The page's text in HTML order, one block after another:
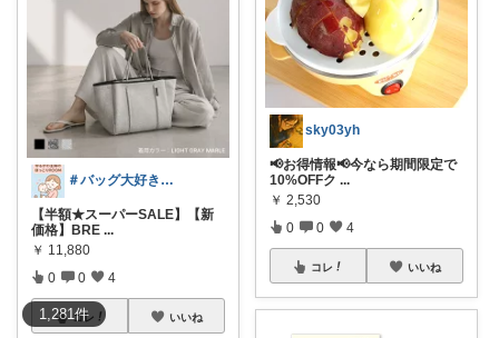
1,281件
＃バッグ大好き＃楽天ルームさぶたん
【半額★スーパーSALE】【新
価格】BRE ...
￥ 11,880
0 0 4
コレ いいね
sky03yh
📢お得情報📢今なら期間限定で
10%OFFク ...
￥ 2,530
0 0 4
コレ いいね